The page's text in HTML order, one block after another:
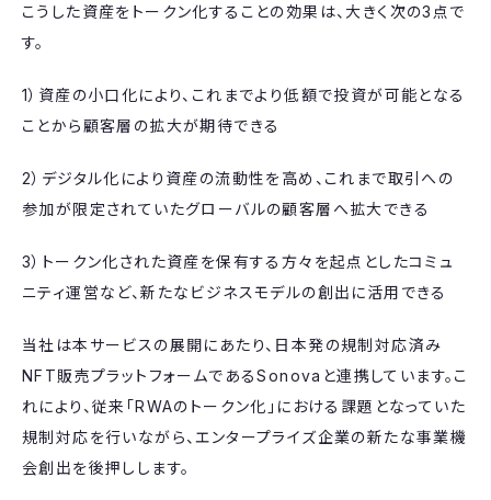
こうした資産をトークン化することの効果は、大きく次の3点で
す。
1）資産の小口化により、これまでより低額で投資が可能となる
ことから顧客層の拡大が期待できる
2）デジタル化により資産の流動性を高め、これまで取引への
参加が限定されていたグローバルの顧客層へ拡大できる
3）トークン化された資産を保有する方々を起点としたコミュ
ニティ運営など、新たなビジネスモデルの創出に活用できる
当社は本サービスの展開にあたり、日本発の規制対応済み
NFT販売プラットフォームであるSonovaと連携しています。こ
れにより、従来「RWAのトークン化」における課題となっていた
規制対応を行いながら、エンタープライズ企業の新たな事業機
会創出を後押しします。